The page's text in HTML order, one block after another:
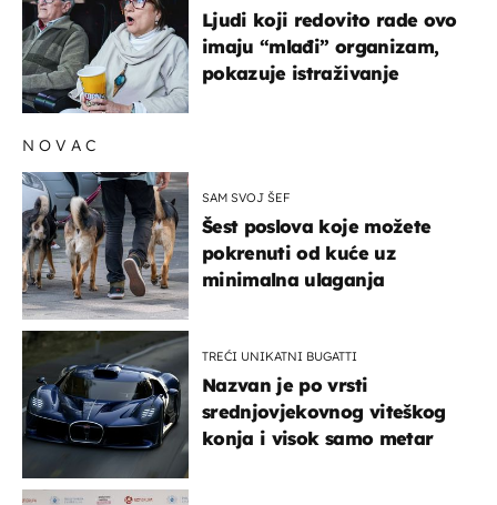
Ljudi koji redovito rade ovo
imaju “mlađi” organizam,
pokazuje istraživanje
NOVAC
SAM SVOJ ŠEF
Šest poslova koje možete
pokrenuti od kuće uz
minimalna ulaganja
TREĆI UNIKATNI BUGATTI
Nazvan je po vrsti
srednjovjekovnog viteškog
konja i visok samo metar